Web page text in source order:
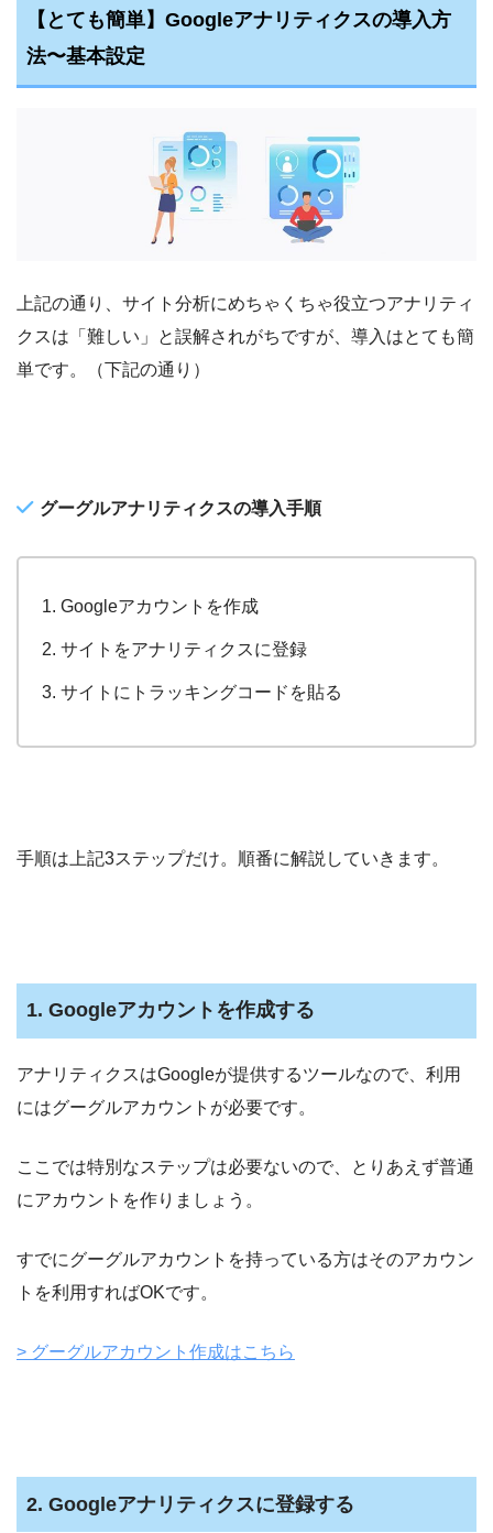
【とても簡単】Googleアナリティクスの導入方
法〜基本設定
上記の通り、サイト分析にめちゃくちゃ役立つアナリティ
クスは「難しい」と誤解されがちですが、導入はとても簡
単です。（下記の通り）
グーグルアナリティクスの導入手順
Googleアカウントを作成
サイトをアナリティクスに登録
サイトにトラッキングコードを貼る
手順は上記3ステップだけ。順番に解説していきます。
1. Googleアカウントを作成する
アナリティクスはGoogleが提供するツールなので、利用
にはグーグルアカウントが必要です。
ここでは特別なステップは必要ないので、とりあえず普通
にアカウントを作りましょう。
すでにグーグルアカウントを持っている方はそのアカウン
トを利用すればOKです。
> グーグルアカウント作成はこちら
2. Googleアナリティクスに登録する